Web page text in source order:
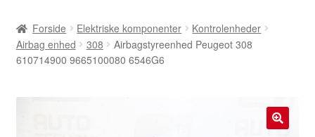
Betalinger
Forside Elektriske komponenter
Kontrolenheder
Airbag enhed
308
Airbagstyreenhed Peugeot 308
610714900 9665100080 6546G6